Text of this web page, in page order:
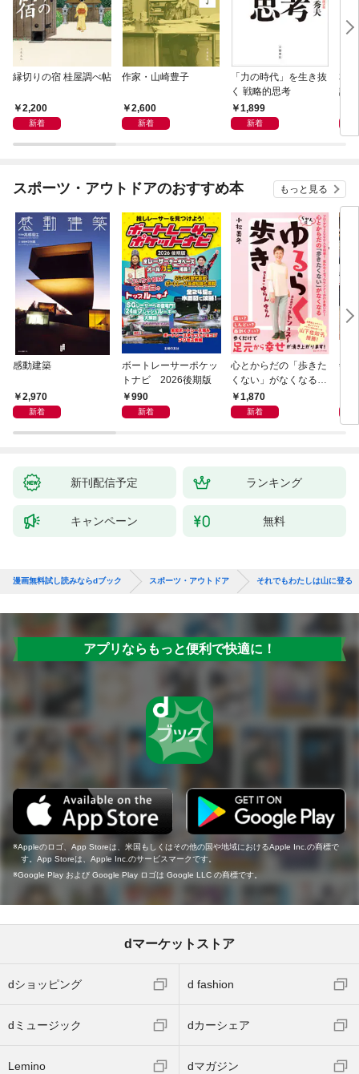
縁切りの宿 桂屋調べ帖
2,200
新着
作家・山崎豊子
2,600
新着
「力の時代」を生き抜
く 戦略的思考
1,899
新着
本
話）
スポーツ・アウトドアのおすすめ本 もっと見る
感動建築
2,970
新着
ボートレーサーポケッ
トナビ 2026後期版
990
新着
心とからだの「歩きた
くない」がなくなる
らせん流 ゆるらく歩
き
1,870
新着
剣
新刊配信予定 ランキング
キャンペーン 無料
漫画無料試し読みならdブック スポーツ・アウトドア それでもわたしは山に登る
アプリならもっと便利で快適に！
Appleのロゴ、App Storeは、米国もしくはその他の国や地域におけるApple Inc.の商標で
す。App Storeは、Apple Inc.のサービスマークです。
Google Play および Google Play ロゴは Google LLC の商標です。
dマーケットストア
dショッピング d fashion
dミュージック dカーシェア
Lemino dマガジン